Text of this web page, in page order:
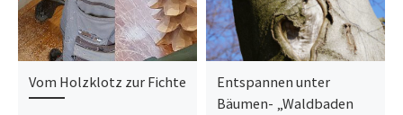
Vom Holzklotz zur Fichte
Entspannen unter
Bäumen- „Waldbaden